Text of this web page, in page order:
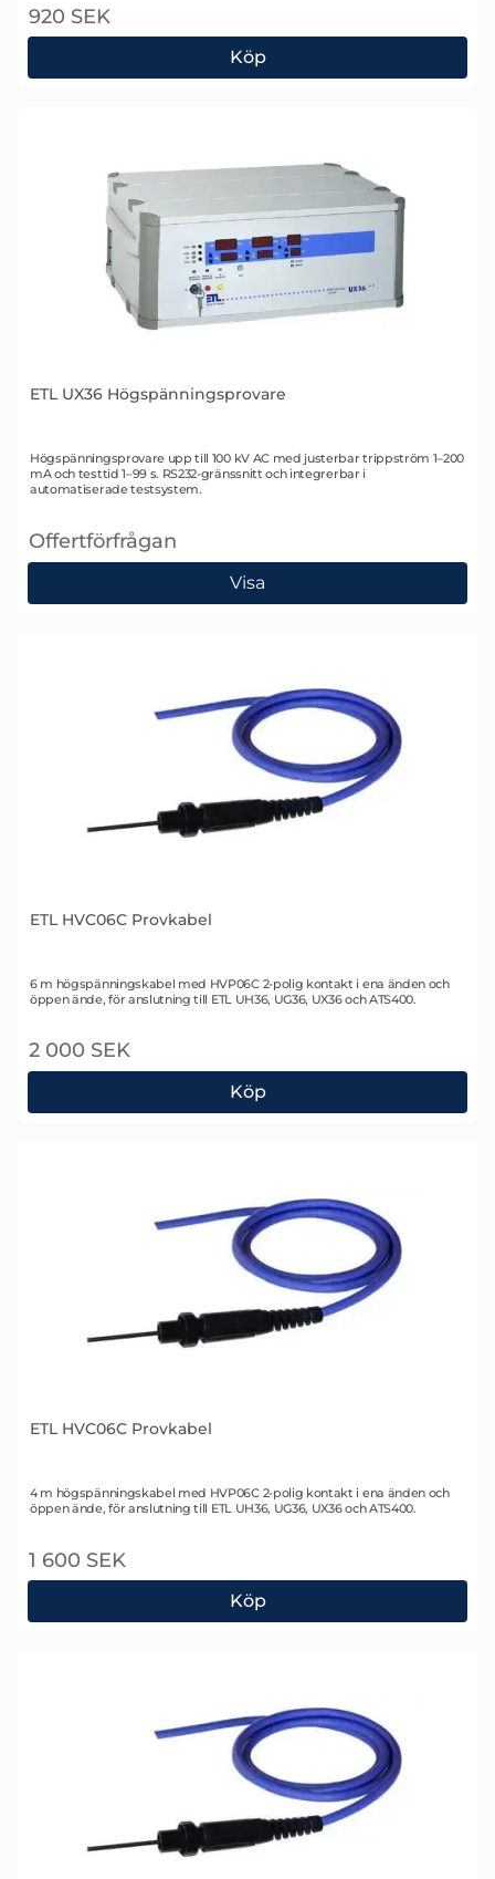
920 SEK
Köp
ETL HVC06N-02 Provkabel
ETL UX36 Högspänningsprovare
Art. nr 1762
Högspänningsprovare upp till 100 kV AC med justerbar trippström 1–200
mA och testtid 1–99 s. RS232-gränssnitt och integrerbar i
automatiserade testsystem.
Offertförfrågan
, ETL UX36 Högspänningsprovare
Visa
ETL HVC06C Provkabel
Art. nr 1761
6 m högspänningskabel med HVP06C 2-polig kontakt i ena änden och
öppen ände, för anslutning till ETL UH36, UG36, UX36 och ATS400.
2 000 SEK
Köp
ETL HVC06C Provkabel
ETL HVC06C Provkabel
Art. nr 1760
4 m högspänningskabel med HVP06C 2-polig kontakt i ena änden och
öppen ände, för anslutning till ETL UH36, UG36, UX36 och ATS400.
1 600 SEK
Köp
ETL HVC06C Provkabel